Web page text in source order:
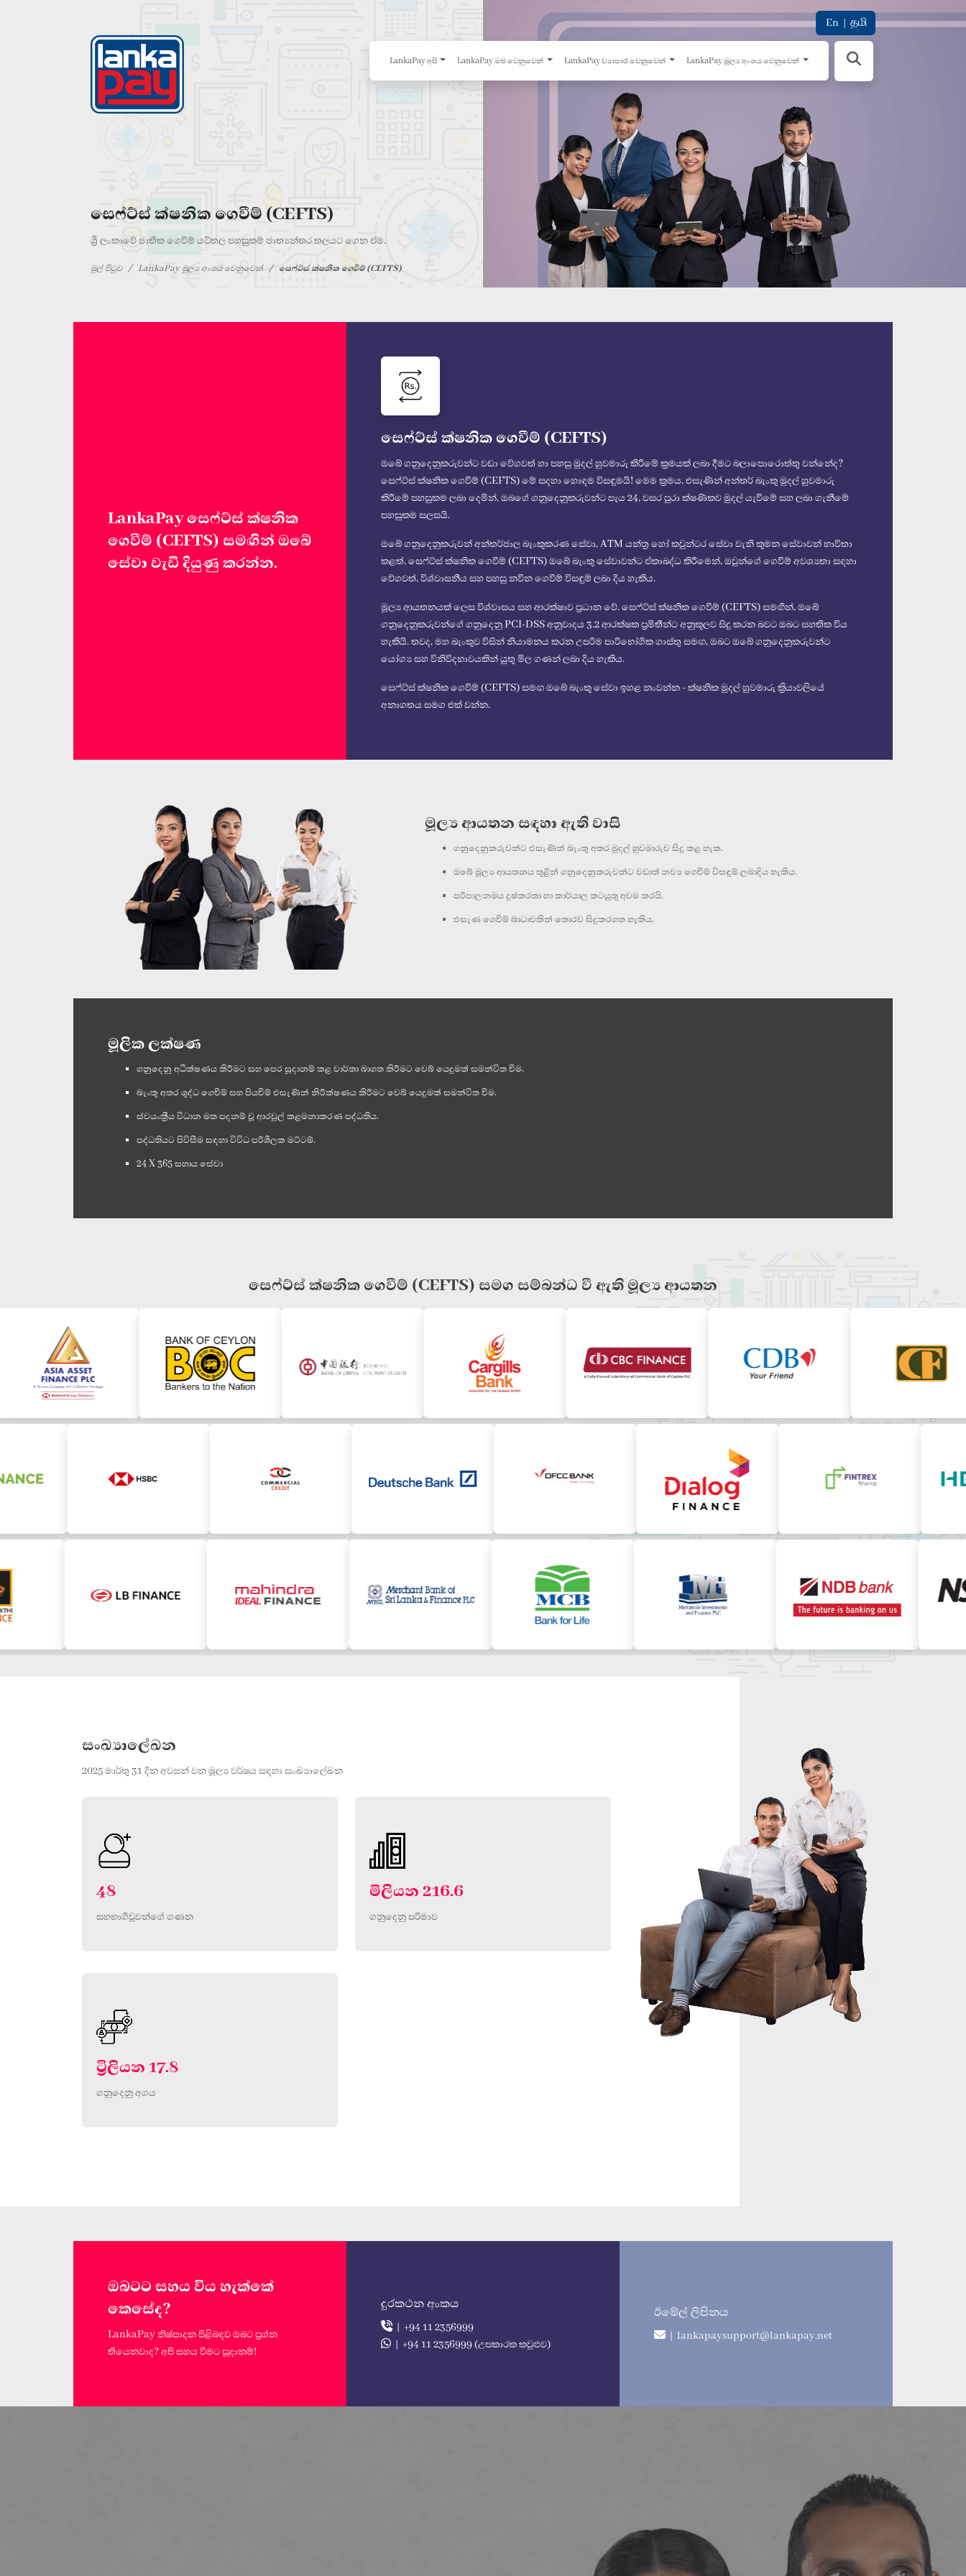
En | தமி
LankaPay අපි LankaPay ඔබ වෙනුවෙන් LankaPay ව්‍යාපාර වෙනුවෙන් LankaPay මූල්‍ය අංශය වෙනුවෙන්
සෙෆ්ට්ස් ක්ෂනික ගෙවීම් (CEFTS)
ශ්‍රී ලංකාවේ ජාතික ගෙවීම් යටිතල පහසුකම් ජාත්‍යන්තර තලයට ගෙන ඒම.
මුල් පිටුව LankaPay මූල්‍ය අංශය වෙනුවෙන් සෙෆ්ට්ස් ක්ෂනික ගෙවීම් (CEFTS)
LankaPay සෙෆ්ට්ස් ක්ෂනික
ගෙවීම් (CEFTS) සමඟින් ඔබේ
සේවා වැඩි දියුණු කරන්න.
සෙෆ්ට්ස් ක්ෂනික ගෙවීම් (CEFTS)
ඔබේ ගනුදෙනුකරුවන්ට වඩා වේගවත් හා පහසු මුදල් හුවමාරු කිරීමේ ක්‍රමයක් ලබා දීමට බලාපොරොත්තු වන්නේද?
සෙෆ්ට්ස් ක්ෂනික ගෙවීම් (CEFTS) මේ සදහා හොඳම විසඳුමයි! මෙම ක්‍රමය, එසැණින් අන්තර් බැංකු මුදල් හුවමාරු
කිරීමේ පහසුකම ලබා දෙමින්, ඔබගේ ගනුදෙනුකරුවන්ට පැය 24, වසර පුරා ක්ෂණිකව මුදල් යැවීමේ සහ ලබා ගැනීමේ
පහසුකම සලසයි.
ඔබේ ගනුදෙනුකරුවන් අන්තර්ජාල බැංකුකරණ සේවා, ATM යන්ත්‍ර හෝ කවුන්ටර සේවා වැනි කුමන සේවාවන් භාවිතා
කළත්, සෙෆ්ට්ස් ක්ෂනික ගෙවීම් (CEFTS) ඔබේ බැංකු සේවාවන්ට ඒකාබද්ධ කිරීමෙන්, ඔවුන්ගේ ගෙවීම් අවශ්‍යතා සඳහා
වේගවත්, විශ්වාසනීය සහ පහසු නවීන ගෙවීම් විසඳුම් ලබා දිය හැකිය.
මූල්‍ය ආයතනයක් ලෙස විශ්වාසය සහ ආරක්ෂාව ප්‍රධාන වේ. සෙෆ්ට්ස් ක්ෂනික ගෙවීම් (CEFTS) සමඟින්, ඔබේ
ගනුදෙනුකරුවන්ගේ ගනුදෙනු PCI-DSS අනුවාදය 3.2 ආරක්ෂක ප්‍රමිතීන්ට අනුකූලව සිදු කරන බවට ඔබට සහතික විය
හැකියි. තවද, මහ බැංකුව විසින් නියාමනය කරන උපරිම පාරිභෝගික ගාස්තු සමඟ, ඔබට ඔබේ ගනුදෙනුකරුවන්ට
යෝග්‍ය සහ විනිවිදභාවයකින් යුතු මිල ගණන් ලබා දිය හැකිය.
සෙෆ්ට්ස් ක්ෂනික ගෙවීම් (CEFTS) සමඟ ඔබේ බැංකු සේවා ඉහළ නංවන්න - ක්ෂනික මුදල් හුවමාරු ක්‍රියාවලියේ
අනාගතය සමග එක් වන්න.
මූල්‍ය ආයතන සඳහා ඇති වාසි
ගනුදෙනුකරුවන්ට එසැණින් බැංකු අතර මුදල් හුවමාරුව සිදු කළ හැක.
ඔබේ මූල්‍ය ආයතනය තුළින් ගනුදෙනුකරුවන්ට වඩාත් නව්‍ය ගෙවීම් විසඳුම් ලබාදිය හැකිය.
පරිපාලනමය දුෂ්කරතා හා කාර්යාල කටයුතු අවම කරයි.
එසැණ ගෙවීම් බාධාවකින් තොරව සිදුකරගත හැකිය.
මූලික ලක්ෂණ
ගනුදෙනු අධීක්ෂණය කිරීමට සහ පෙර සූදානම් කළ වාර්තා බාගත කිරීමට වෙබ් යෙදුමක් සමන්විත වීම.
බැංකු අතර ශුද්ධ ගෙවීම් සහ පියවීම් එසැණින් නිරීක්ෂණය කිරීමට වෙබ් යෙදුමක් සමන්විත වීම.
ස්වයංක්‍රීය විධාන මත පදනම් වූ ආරවුල් කළමනාකරණ පද්ධතිය.
පද්ධතියට පිවිසීම සඳහා විවිධ පරිශීලක මට්ටම්.
24 X 365 සහාය සේවා
සෙෆ්ට්ස් ක්ෂනික ගෙවීම් (CEFTS) සමග සම්බන්ධ වී ඇති මූල්‍ය ආයතන
සංඛ්‍යාලේඛන
2025 මාර්තු 31 දින අවසන් වන මූල්‍ය වර්ෂය සඳහා සංඛ්‍යාලේඛන
48
සහභාගීවූවන්ගේ ගණන
මිලියන 216.6
ගනුදෙනු පරිමාව
ට්‍රිලියන 17.8
ගනුදෙනු අගය
ඔබටට සහය විය හැක්කේ
කෙසේද?
LankaPay නිෂ්පාදන පිළිබඳව ඔබට ප්‍රශ්න
තියෙනවාද? අපි සහය වීමට සූදානම්!
දුරකථන අංකය
| +94 11 2356999
| +94 11 2356999 (උපකාරක කවුළුව)
ඊමේල් ලිපිනය
| lankapaysupport@lankapay.net